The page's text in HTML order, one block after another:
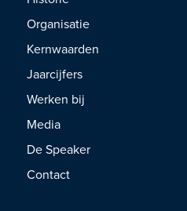
Organisatie
Kernwaarden
Jaarcijfers
Werken bij
Media
De Speaker
Contact